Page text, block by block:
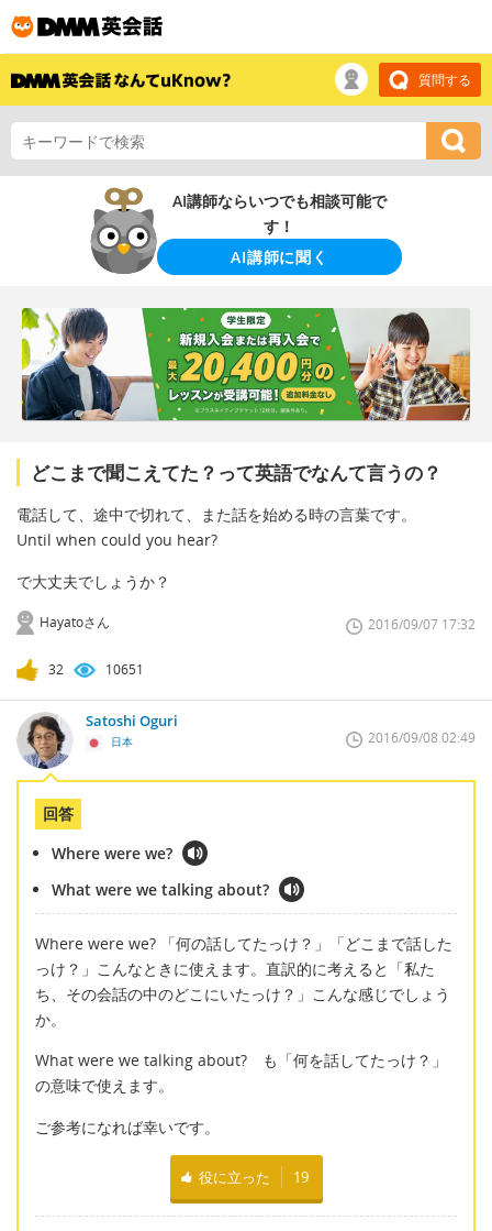
質問する
AI講師ならいつでも相談可能で
す！
AI講師に聞く
どこまで聞こえてた？って英語でなんて言うの？
電話して、途中で切れて、また話を始める時の言葉です。
Until when could you hear?
で大丈夫でしょうか？
Hayatoさん 2016/09/07 17:32
32 10651
Satoshi Oguri
日本 2016/09/08 02:49
回答
Where were we?
What were we talking about?
Where were we? 「何の話してたっけ？」「どこまで話した
っけ？」こんなときに使えます。直訳的に考えると「私た
ち、その会話の中のどこにいたっけ？」こんな感じでしょう
か。
What were we talking about? も「何を話してたっけ？」
の意味で使えます。
ご参考になれば幸いです。
役に立った 19